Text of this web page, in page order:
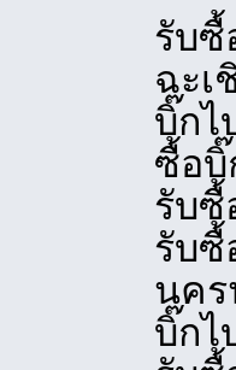
รับ
ฉะเ
บิ๊กไ
ซื้อบิ๊
รับซื้
รับ
นค
บิ๊ก